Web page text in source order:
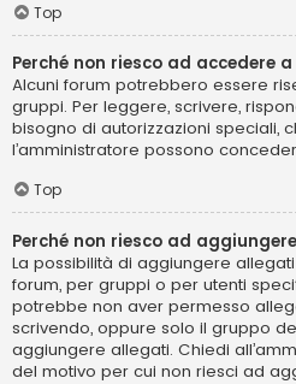
Top
Perché non riesco ad accedere
Alcuni forum potrebbero essere
gruppi. Per leggere, scrivere,
bisogno di autorizzazioni speciali,
l’amministratore possono
Top
Perché non riesco ad
La possibilità di aggiungere
forum, per gruppi o per utenti
potrebbe non aver permesso
scrivendo, oppure solo il gruppo
aggiungere allegati. Chiedi
del motivo per cui non riesci ad